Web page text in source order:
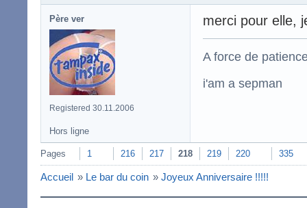
Père ver
Registered 30.11.2006
merci pour elle,
A force de
i'am a sepman
Hors ligne
Pages 1 216 217 218 219 220 335
Accueil » Le bar du coin » Joyeux Anniversaire !!!!!